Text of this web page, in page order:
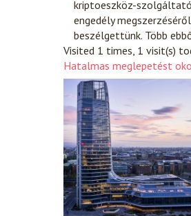
kriptoeszköz-
engedély
beszélgettünk. Több
Visited 1 times, 1 visit(s)
Hatalmas meglepetést